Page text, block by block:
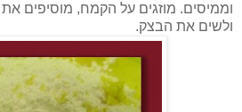
וממיסים. מוזגים על הקמח, מוסיפים
ולשים את הבצק.